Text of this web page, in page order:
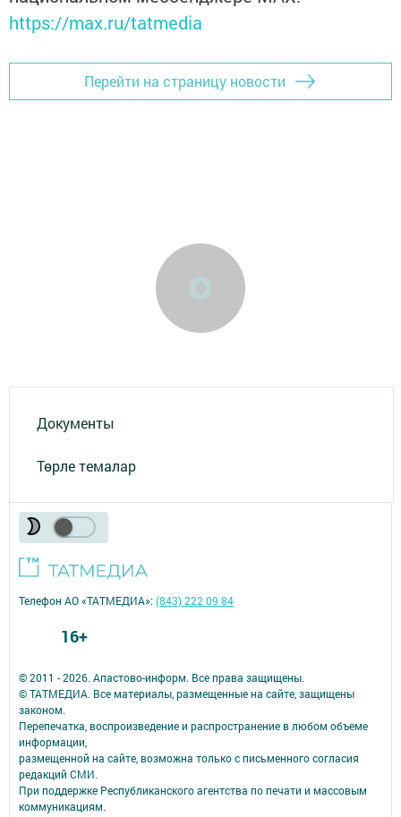
https://max.ru/tatmedia
Перейти на страницу новости
Документы
Төрле темалар
© 2011 - 2026. Апастово-информ. Все права защищены.
© ТАТМЕДИА. Все материалы, размещенные на сайте, защищены
законом.
Перепечатка, воспроизведение и распространение в любом объеме
информации,
размещенной на сайте, возможна только с письменного согласия
редакций СМИ.
При поддержке Республиканского агентства по печати и массовым
коммуникациям.
Телефон АО «ТАТМЕДИА»:(843) 222 09 84
16+